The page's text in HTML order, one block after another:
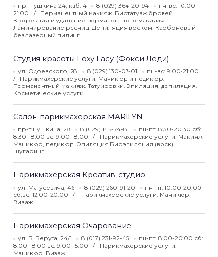
пр. Пушкина 24, каб. 4 8 (029) 364-20-94
пн-вс: 10:00-
21:00
Перманентный макияж. Биотатуаж бровей.
Коррекция и удаление перманентного макияжа.
Ламинирование ресниц. Депиляция воском. Карбоновый
безлазерный пилинг.
Студия красоты Foxy Lady (Фокси Леди)
ул. Одоевского, 28 8 (029) 130-07-01
пн-вс: 9:00-21:00
Парикмахерские услуги. Маникюр и педикюр.
Перманентный макияж. Татуировки. Эпиляция, депиляция.
Косметические услуги.
Салон-парикмахерская MARILYN
пр-т Пушкина, 28 8 (029) 146-74-81
пн-пт: 8:30-20:30 сб:
8:30-18:00 вс: 9:00-18:00
Парикмахерские услуги. Макияж.
Маникюр, педикюр. Эпиляция.Биоэпиляция (воск),
Шугаринг.
Парикмахерская Креатив-студио
ул. Матусевича, 46 8 (029) 260-91-20
пн-пт: 10:00-20:00
сб,вс: 12:00-20:00
Парикмахерские услуги. Маникюр.
Визаж.
Парикмахерская Очарование
ул. Б. Берута, 24/1 8 (017) 231-92-45
пн-пт: 8:00-20:00 сб:
8:00-18:00 вс: 9:00-15:00
Парикмахерские услуги.
Маникюр. Визаж.